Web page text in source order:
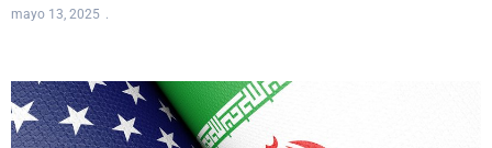
mayo 13, 2025